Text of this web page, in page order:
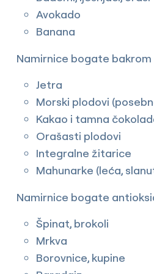
Avokado
Banana
Namirnice bogate
Jetra
Morski plodovi
Kakao i tamna
Orašasti plodovi
Integralne žitarice
Mahunarke (leća,
Namirnice bogate
Špinat, brokoli
Mrkva
Borovnice, kupine